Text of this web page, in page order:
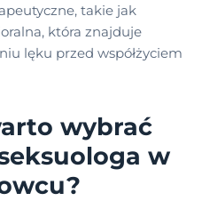
takie jak
która znajduje
lęku przed współżyciem
wybrać
w